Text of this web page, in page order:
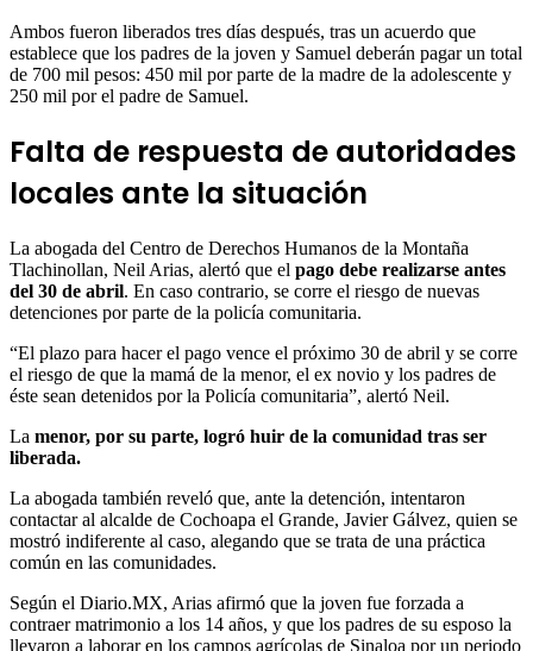
Ambos fueron liberados tres días después, tras un acuerdo que
establece que los padres de la joven y Samuel deberán pagar un total
de 700 mil pesos: 450 mil por parte de la madre de la adolescente y
250 mil por el padre de Samuel.
Falta de respuesta de autoridades
locales ante la situación
La abogada del Centro de Derechos Humanos de la Montaña
Tlachinollan, Neil Arias, alertó que el pago debe realizarse antes
del 30 de abril. En caso contrario, se corre el riesgo de nuevas
detenciones por parte de la policía comunitaria.
“El plazo para hacer el pago vence el próximo 30 de abril y se corre
el riesgo de que la mamá de la menor, el ex novio y los padres de
éste sean detenidos por la Policía comunitaria”, alertó Neil.
La menor, por su parte, logró huir de la comunidad tras ser
liberada.
La abogada también reveló que, ante la detención, intentaron
contactar al alcalde de Cochoapa el Grande, Javier Gálvez, quien se
mostró indiferente al caso, alegando que se trata de una práctica
común en las comunidades.
Según el Diario.MX, Arias afirmó que la joven fue forzada a
contraer matrimonio a los 14 años, y que los padres de su esposo la
llevaron a laborar en los campos agrícolas de Sinaloa por un periodo